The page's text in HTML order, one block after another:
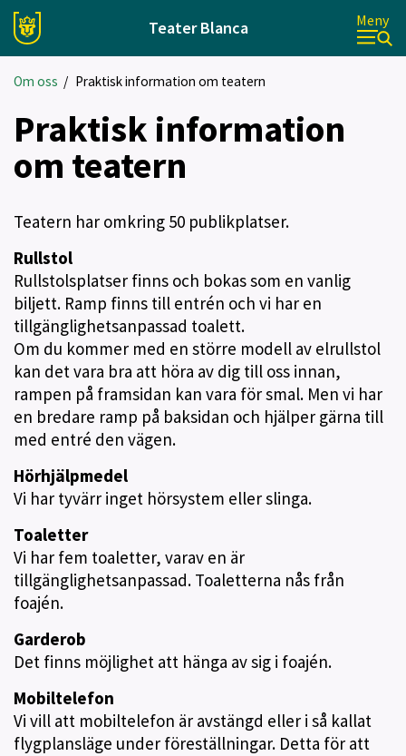
Teater Blanca Meny
Om oss / Praktisk information om teatern
Praktisk information
om teatern
Teatern har omkring 50 publikplatser.
Rullstol
Rullstolsplatser finns och bokas som en vanlig
biljett. Ramp finns till entrén och vi har en
tillgänglighetsanpassad toalett.
Om du kommer med en större modell av elrullstol
kan det vara bra att höra av dig till oss innan,
rampen på framsidan kan vara för smal. Men vi har
en bredare ramp på baksidan och hjälper gärna till
med entré den vägen.
Hörhjälpmedel
Vi har tyvärr inget hörsystem eller slinga.
Toaletter
Vi har fem toaletter, varav en är
tillgänglighetsanpassad. Toaletterna nås från
foajén.
Garderob
Det finns möjlighet att hänga av sig i foajén.
Mobiltelefon
Vi vill att mobiltelefon är avstängd eller i så kallat
flygplansläge under föreställningar. Detta för att